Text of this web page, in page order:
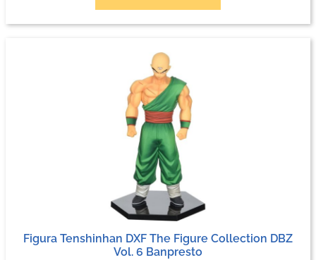
Figura Tenshinhan DXF The Figure Collection DBZ
Vol. 6 Banpresto